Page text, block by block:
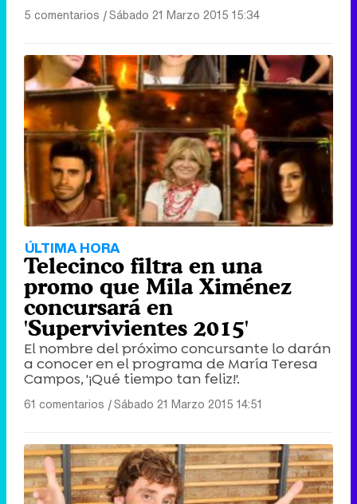
5 comentarios |Sábado 21 Marzo 2015 15:34
ÚLTIMA HORA
Telecinco filtra en una
promo que Mila Ximénez
concursará en
'Supervivientes 2015'
El nombre del próximo concursante lo darán
a conocer en el programa de María Teresa
Campos, '¡Qué tiempo tan feliz!'.
61 comentarios |Sábado 21 Marzo 2015 14:51